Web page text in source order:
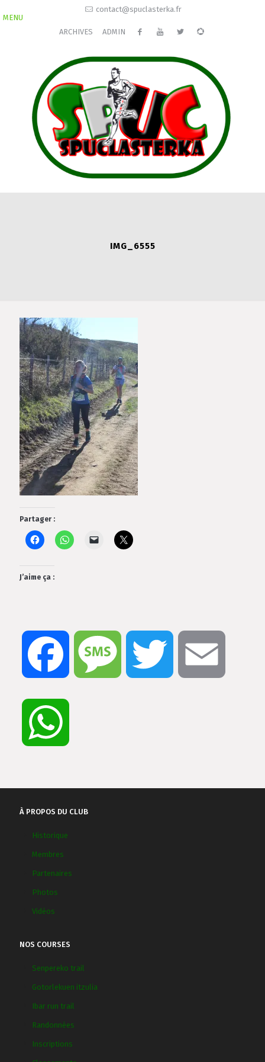
contact@spuclasterka.fr
ARCHIVES ADMIN
MENU
IMG_6555
Partager :
J’aime ça :
Facebook Message Twitter
À PROPOS DU CLUB
Historique
Membres
Partenaires
Photos
Vidéos
NOS COURSES
Senpereko trail
Gotorlekuen itzulia
Ibar run trail
Randonnées
Inscriptions